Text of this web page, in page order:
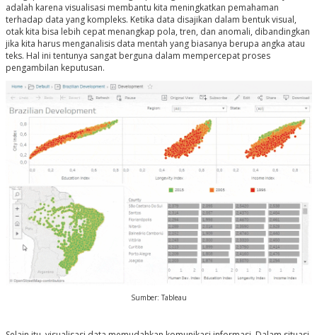
adalah karena visualisasi membantu kita meningkatkan pemahaman
terhadap data yang kompleks. Ketika data disajikan dalam bentuk visual,
otak kita bisa lebih cepat menangkap pola, tren, dan anomali, dibandingkan
jika kita harus menganalisis data mentah yang biasanya berupa angka atau
teks. Hal ini tentunya sangat berguna dalam mempercepat proses
pengambilan keputusan.
Sumber: Tableau